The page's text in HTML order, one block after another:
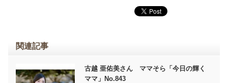
関連記事
古越 亜佑美さん ママそら「今日の輝く
ママ」No.843